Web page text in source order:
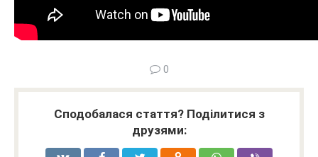
0
Сподобалася стаття? Поділитися з
друзями: